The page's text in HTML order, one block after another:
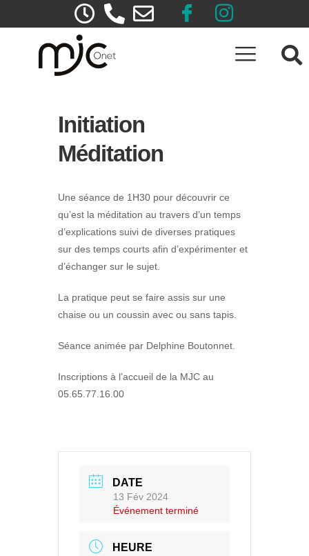
Initiation
Méditation
Une séance de 1H30 pour découvrir ce
qu’est la méditation au travers d’un temps
d’explications suivi de diverses pratiques
sur des temps courts afin d’expérimenter et
d’échanger sur le sujet.
La pratique peut se faire assis sur une
chaise ou un coussin avec ou sans tapis.
Séance animée par Delphine Boutonnet.
Inscriptions à l’accueil de la MJC au
05.65.77.16.00
DATE
13 Fév 2024
Événement terminé
HEURE